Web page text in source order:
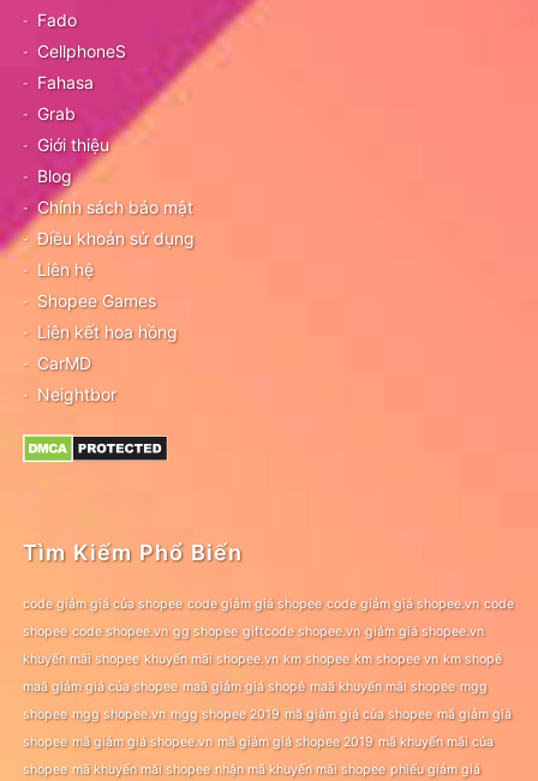
Fado
CellphoneS
Fahasa
Grab
Giới thiệu
Blog
Chính sách bảo mật
Điều khoản sử dụng
Liên hệ
Shopee Games
Liên kết hoa hồng
CarMD
Neightbor
Tìm Kiếm Phổ Biến
code giảm giá của shopee code giảm giá shopee code giảm giá shopee.vn code
shopee code shopee.vn gg shopee giftcode shopee.vn giảm giá shopee.vn
khuyến mãi shopee khuyến mãi shopee.vn km shopee km shopee vn km shopê
maã giảm giá của shopee maã giảm giá shopê maã khuyến mãi shopee mgg
shopee mgg shopee.vn mgg shopee 2019 mã giảm giá của shopee mã giảm giá
shopee mã giảm giá shopee.vn mã giảm giá shopee 2019 mã khuyến mãi của
shopee mã khuyến mãi shopee nhận mã khuyến mãi shopee phiếu giảm giá